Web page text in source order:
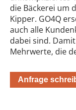
die Bäckerei um
Kipper. GO4Q
auch alle
dabei sind.
Mehrwerte, die
Anfrage